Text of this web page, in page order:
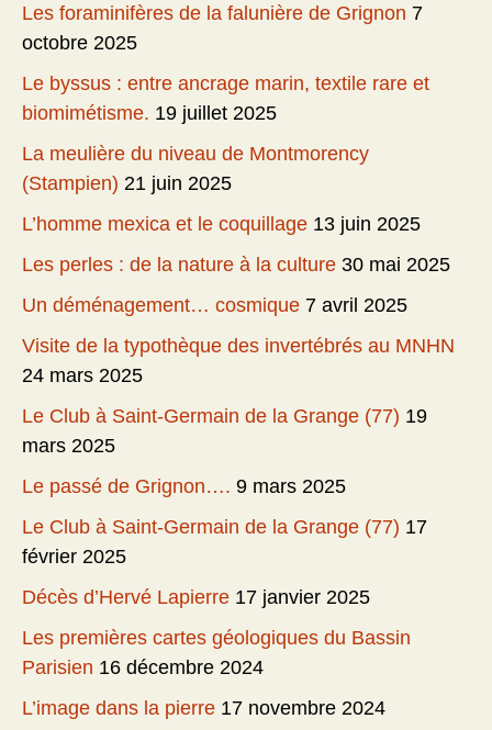
Les foraminifères de la falunière de Grignon 7
octobre 2025
Le byssus : entre ancrage marin, textile rare et
biomimétisme. 19 juillet 2025
La meulière du niveau de Montmorency
(Stampien) 21 juin 2025
L’homme mexica et le coquillage 13 juin 2025
Les perles : de la nature à la culture 30 mai 2025
Un déménagement… cosmique 7 avril 2025
Visite de la typothèque des invertébrés au MNHN
24 mars 2025
Le Club à Saint-Germain de la Grange (77) 19
mars 2025
Le passé de Grignon…. 9 mars 2025
Le Club à Saint-Germain de la Grange (77) 17
février 2025
Décès d’Hervé Lapierre 17 janvier 2025
Les premières cartes géologiques du Bassin
Parisien 16 décembre 2024
L’image dans la pierre 17 novembre 2024